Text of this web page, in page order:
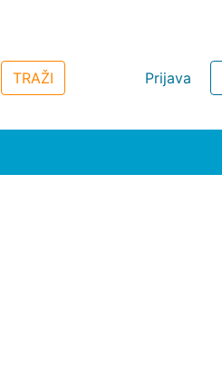
Prijava
TRAŽI